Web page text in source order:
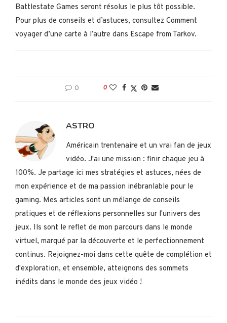
Battlestate Games seront résolus le plus tôt possible.
Pour plus de conseils et d’astuces, consultez Comment
voyager d’une carte à l’autre dans Escape from Tarkov.
0 0
ASTRO
Américain trentenaire et un vrai fan de jeux
vidéo. J'ai une mission : finir chaque jeu à
100%. Je partage ici mes stratégies et astuces, nées de
mon expérience et de ma passion inébranlable pour le
gaming. Mes articles sont un mélange de conseils
pratiques et de réflexions personnelles sur l'univers des
jeux. Ils sont le reflet de mon parcours dans le monde
virtuel, marqué par la découverte et le perfectionnement
continus. Rejoignez-moi dans cette quête de complétion et
d'exploration, et ensemble, atteignons des sommets
inédits dans le monde des jeux vidéo !